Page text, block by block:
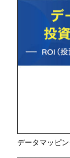
データマッピ